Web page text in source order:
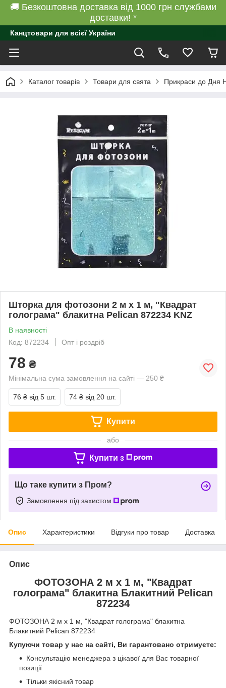
🚚 Безкоштовна доставка від 1000 грн службами
доставки! *
Канцтовари для всієї України
Каталог товарів Товари для свята Прикраси до Дня
Шторка для фотозони 2 м х 1 м, "Квадрат
голограма" блакитна Pelican 872234 KNZ
В наявності
Код: 872234
Опт і роздріб
78 ₴
Мінімальна сума замовлення на сайті — 250 ₴
76 ₴ від 5 шт. 74 ₴ від 20 шт.
Купити
або
Купити з
Що таке купити з Пром?
Замовлення під захистом
Опис Характеристики Відгуки про товар Доставка
Опис
ФОТОЗОНА 2 м х 1 м, "Квадрат
голограма" блакитна Блакитний Pelican
872234
ФОТОЗОНА 2 м х 1 м, "Квадрат голограма" блакитна
Блакитний Pelican 872234
Купуючи товар у нас на сайті, Ви гарантовано отримуєте:
Консультацію менеджера з цікавої для Вас товарної
позиції
Тільки якісний товар